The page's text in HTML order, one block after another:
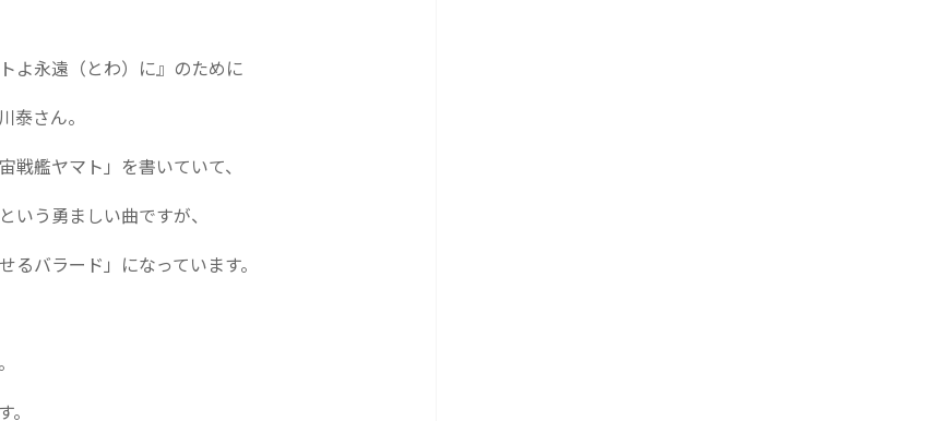
よ永遠（とわ）に』のために
泰さん。
艦ヤマト」を書いていて、
う勇ましい曲ですが、
バラード」になっています。